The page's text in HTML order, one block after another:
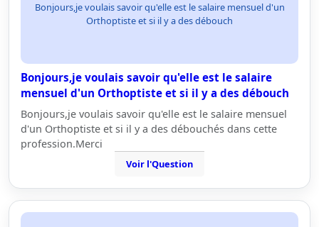
Bonjours,je voulais savoir qu'elle est le salaire mensuel d'un
Orthoptiste et si il y a des débouch
Bonjours,je voulais savoir qu'elle est le salaire
mensuel d'un Orthoptiste et si il y a des débouch
Bonjours,je voulais savoir qu'elle est le salaire mensuel
d'un Orthoptiste et si il y a des débouchés dans cette
profession.Merci
Voir l'Question